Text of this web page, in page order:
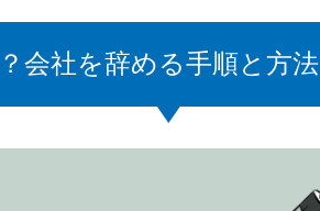
会社を辞める手順と方法